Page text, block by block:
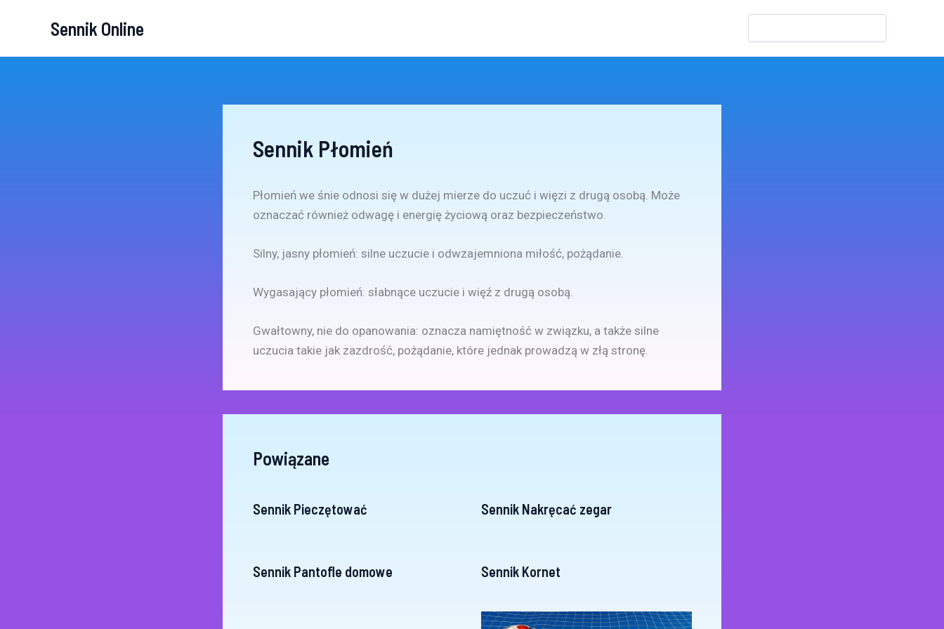
Sennik Online
Sennik Płomień
Płomień we śnie odnosi się w dużej mierze do uczuć i więzi z drugą osobą. Może
oznaczać również odwagę i energię życiową oraz bezpieczeństwo.
Silny, jasny płomień: silne uczucie i odwzajemniona miłość, pożądanie.
Wygasający płomień: słabnące uczucie i więź z drugą osobą.
Gwałtowny, nie do opanowania: oznacza namiętność w związku, a także silne
uczucia takie jak zazdrość, pożądanie, które jednak prowadzą w złą stronę.
Powiązane
Sennik Pieczętować Sennik Nakręcać zegar
Sennik Pantofle domowe Sennik Kornet